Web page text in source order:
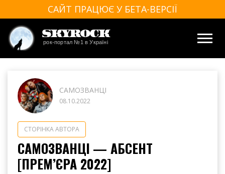
САЙТ ПРАЦЮЄ У БЕТА-ВЕРСІЇ
SkyRock
рок-портал №1 в Україні
САМОЗВАНЦІ
08.10.2022
СТОРІНКА АВТОРА
САМОЗВАНЦІ — АБСЕНТ
[ПРЕМ’ЄРА 2022]